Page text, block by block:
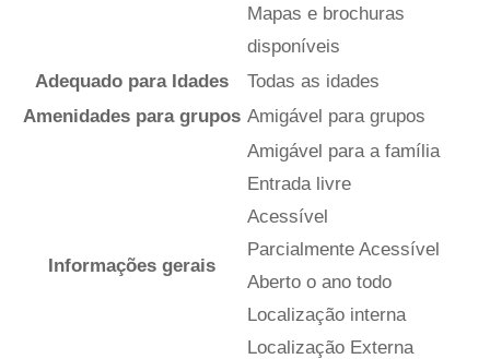
Mapas e brochuras
disponíveis
Adequado para Idades
Todas as idades
Amenidades para grupos Amigável para grupos
Informações gerais
Amigável para a família
Entrada livre
Acessível
Parcialmente Acessível
Aberto o ano todo
Localização interna
Localização Externa